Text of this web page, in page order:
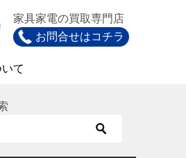
家具家電の買取専門店
お問合せはコチラ
て